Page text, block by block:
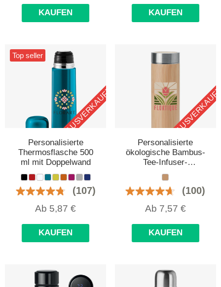
KAUFEN KAUFEN
Top seller
AUSVERKAUFT
Personalisierte
Thermosflasche 500
ml mit Doppelwand
(107)
Ab 5,87 €
KAUFEN
Personalisierte
ökologische Bambus-
Tee-Infuser-
Thermosflasche, 400
ml
(100)
Ab 7,57 €
KAUFEN